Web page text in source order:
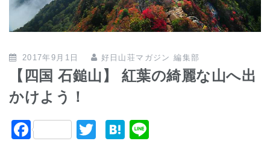
2017年9月1日 好日山荘マガジン 編集部
【四国 石鎚山】 紅葉の綺麗な山へ出
かけよう！
F
H